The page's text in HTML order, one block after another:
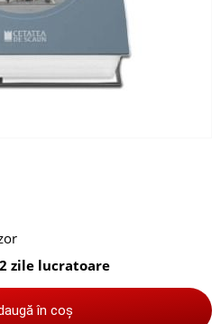
zile lucratoare
în coș